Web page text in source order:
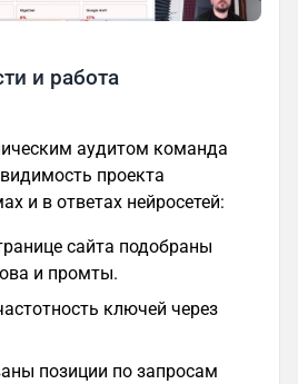
и работа
аудитом команда
проекта
и в ответах нейросетей:
сайта подобраны
и промты.
ключей через
позиции по запросам